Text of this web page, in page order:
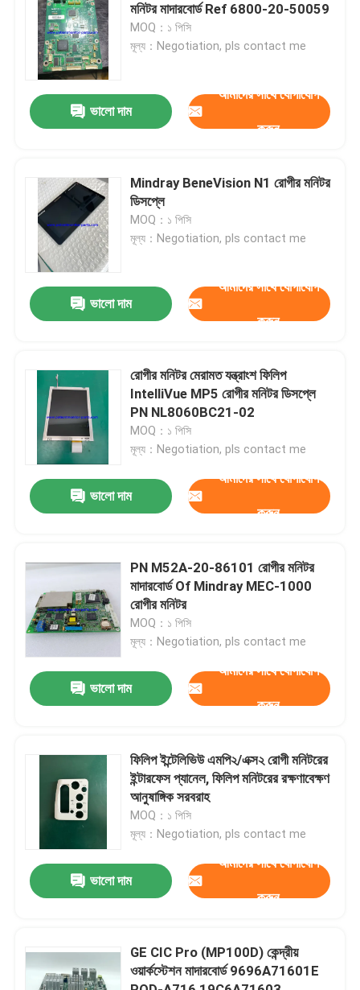
পণ্য
ভিডিও
আমাদের সম্পর্কে
মান নিয়ন্ত্রণ
আমাদের সাথে যোগাযোগ
উদ্ধৃতির জন্য আবেদন
রোগীর মনিটর মডিউল
মনিটর মাদারবোর্ড Ref 6800-20-50059
MOQ：১ পিসি
মূল্য：Negotiation, pls contact me
ভালো দাম
আমাদের সাথে যোগাযোগ
করুন
Mindray BeneVision N1 রোগীর মনিটর
ডিসপ্লে
MOQ：১ পিসি
মূল্য：Negotiation, pls contact me
ভালো দাম
আমাদের সাথে যোগাযোগ
করুন
রোগীর মনিটর মেরামত যন্ত্রাংশ ফিলিপ
IntelliVue MP5 রোগীর মনিটর ডিসপ্লে
PN NL8060BC21-02
MOQ：১ পিসি
মূল্য：Negotiation, pls contact me
ভালো দাম
আমাদের সাথে যোগাযোগ
করুন
PN M52A-20-86101 রোগীর মনিটর
মাদারবোর্ড Of Mindray MEC-1000
রোগীর মনিটর
MOQ：১ পিসি
মূল্য：Negotiation, pls contact me
ভালো দাম
আমাদের সাথে যোগাযোগ
করুন
ফিলিপ ইন্টেলিভিউ এমপি২/এক্স২ রোগী মনিটরের
ইন্টারফেস প্যানেল, ফিলিপ মনিটরের রক্ষণাবেক্ষণ
আনুষাঙ্গিক সরবরাহ
MOQ：১ পিসি
মূল্য：Negotiation, pls contact me
ভালো দাম
আমাদের সাথে যোগাযোগ
করুন
GE CIC Pro (MP100D) কেন্দ্রীয়
ওয়ার্কস্টেশন মাদারবোর্ড 9696A71601E